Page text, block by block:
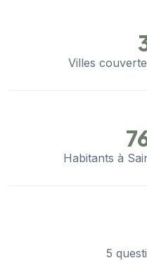
Villes
Habitants à
5